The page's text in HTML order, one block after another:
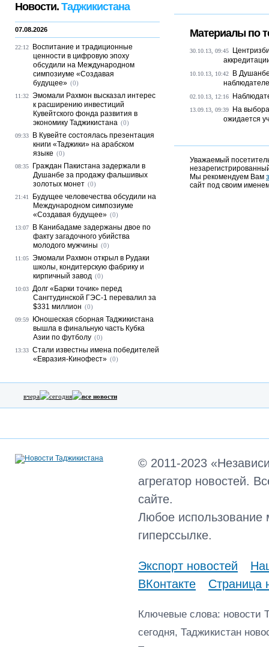
Материалы по
30.10.13, 09:45
10.10.13, 10:42
В
02.10.13, 12:16
13.09.13, 09:39
На
ожидается
Уважаемый
Мы рекомендуем Вам
сайт под своим
Новости. Таджикистана
07.08.2026
22:12
Воспитание и традиционные
ценности в цифровую эпоху
обсудили на Международном
симпозиуме «Создавая
будущее» (0)
11:32 Эмомали Рахмон высказал интерес
к расширению инвестиций
Кувейтского фонда развития в
экономику Таджикистана (0)
09:33
В Кувейте состоялась презентация
книги «Таджики» на арабском
языке (0)
08:35
Граждан Пакистана задержали в
Душанбе за продажу фальшивых
золотых монет (0)
21:41
Будущее человечества обсудили на
Международном симпозиуме
«Создавая будущее» (0)
13:07
В Канибадаме задержаны двое по
факту загадочного убийства
молодого мужчины (0)
11:05 Эмомали Рахмон открыл в Рудаки
школы, кондитерскую фабрику и
кирпичный завод (0)
10:03 Долг «Барки точик» перед
Сангтудинской ГЭС-1 перевалил за
$331 миллион (0)
09:59
Юношеская сборная Таджикистана
вышла в финальную часть Кубка
Азии по футболу (0)
13:33 Стали известны имена победителей
«Евразия-Кинофест» (0)
вчера сегодня все новости
© 2011-2023
агрегатор новостей.
сайте.
Любое использование
гиперссылке.
Экспорт новостей
ВКонтакте
Страница
Ключевые слова: новости
сегодня, Таджикистан